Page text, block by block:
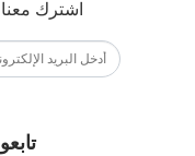
اشترك